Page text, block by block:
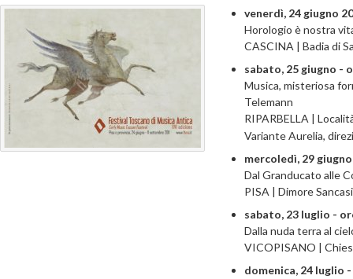
venerdì, 24 giugno
Horologio è nostra
CASCINA | Badia di
sabato, 25 giugno -
Musica, misteriosa
Telemann
RIPARBELLA |
Variante Aurelia,
mercoledì, 29
Dal Granducato alle
PISA | Dimore
sabato, 23 luglio -
Dalla nuda terra al
VICOPISANO |
domenica, 24 luglio